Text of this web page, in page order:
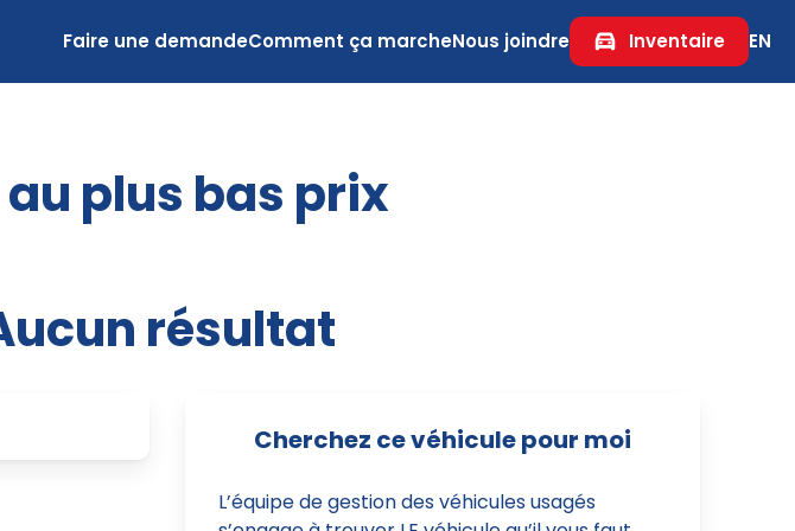
Faire une demandeComment ça marcheNous joindre Inventaire EN
plus bas prix
résultat
Cherchez ce véhicule pour moi
L’équipe de gestion des véhicules usagés